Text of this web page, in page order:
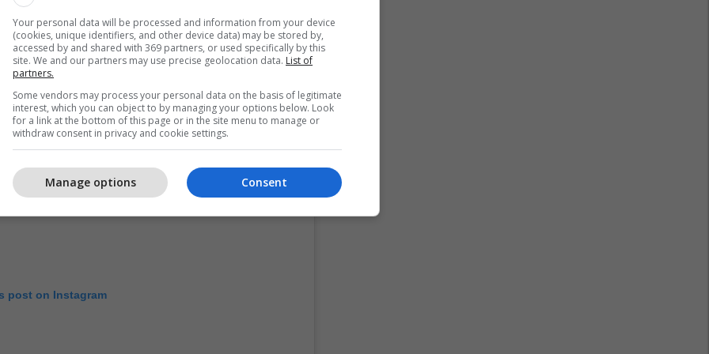
dhe shprehjet serioze e kanë bërë një
dhe video humoristike të krijuara me
post on Instagram
Your personal data will be processed and information from your device
(cookies, unique identifiers, and other device data) may be stored by,
accessed by and shared with 369 partners, or used specifically by this
site. We and our partners may use precise geolocation data. List of
partners.
Some vendors may process your personal data on the basis of legitimate
interest, which you can object to by managing your options below. Look
for a link at the bottom of this page or in the site menu to manage or
withdraw consent in privacy and cookie settings.
Consent
Manage options